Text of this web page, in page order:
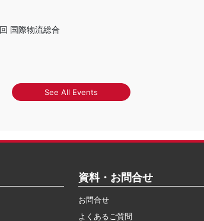
国際物流総合
See All Events
資料・お問合せ
お問合せ
よくあるご質問